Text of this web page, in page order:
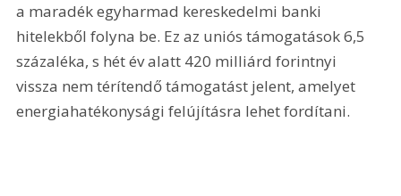
a maradék egyharmad kereskedelmi banki
hitelekből folyna be. Ez az uniós támogatások 6,5
százaléka, s hét év alatt 420 milliárd forintnyi
vissza nem térítendő támogatást jelent, amelyet
energiahatékonysági felújításra lehet fordítani.